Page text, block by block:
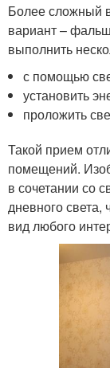
Более сложный
вариант –
выполнить
с помощью
установить
проложить
Такой прием
помещений.
в сочетании со
дневного света,
вид любого